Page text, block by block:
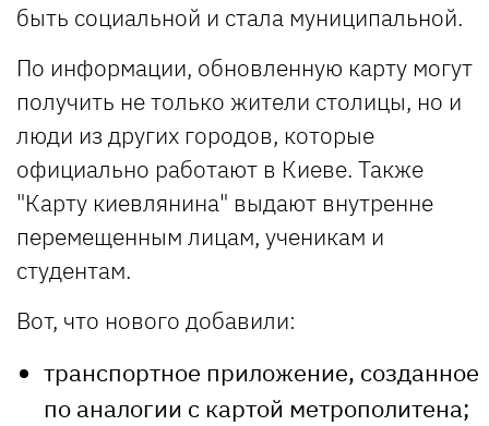
быть социальной и стала муниципальной.
По информации, обновленную карту могут
получить не только жители столицы, но и
люди из других городов, которые
официально работают в Киеве. Также
"Карту киевлянина" выдают внутренне
перемещенным лицам, ученикам и
студентам.
Вот, что нового добавили:
транспортное приложение, созданное
по аналогии с картой метрополитена;